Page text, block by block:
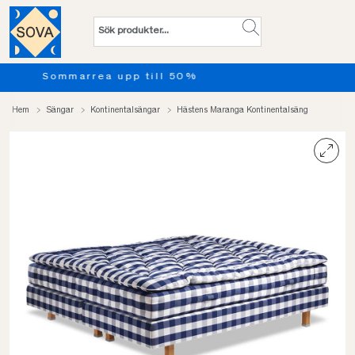
Provsov upp till 100 nätter. Läs mer
Hem Sängar Kontinentalsängar Hästens Maranga Kontinentalsäng